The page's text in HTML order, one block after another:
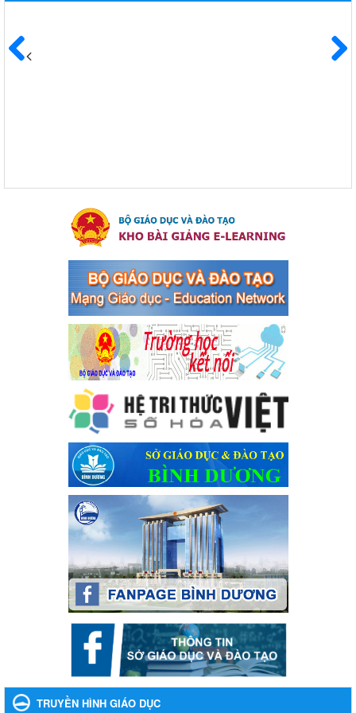
Kế hoạch Triển khai công tác tuyên truyền, đảm bảo trật tự,
an toàn giao thông năm 2024 tại các cơ sở giáo dục trên địa
của Thủ tướng Chính phủ về tăng cường phòng ngừa, đấu
tranh tội phạm, vi phạm pháp luật liên quan đến hoạt động
tổ chức đánh bạc và đánh bạc
Kế hoạch thực hiện Chỉ thị số 16/CT-TTg ngày 27/05/2023 của
phạm, vi phạm pháp luật liên quan đến hoạt động tổ chức đánh
bạc và đánh bạc
Ngày ban hành: 04/03/2024
Kế hoạch Tổ chức Hội trại truyền thống học sinh thị xã Bến
Cát Lần thứ VIII, năm học 2023-2024
Kế hoạch Tổ chức Hội trại truyền thống học sinh thị xã Bến Cát
Lần thứ VIII, năm học 2023-2024
Ngày ban hành: 28/12/2023
Phối hợp rà soát nhu cầu tiêm vắc xin phòng Covid 19
Phối hợp rà soát nhu cầu tiêm vắc xin phòng Covid 19
Ngày ban hành: 22/11/2023
Phát động, triển khai Cuộc thi " An toàn giao thông cho nụ
cười ngày mai" dành cho học sinh và giáo viên trung học
năm học 2023-2024
Phát động, triển khai Cuộc thi " An toàn giao thông cho nụ cười
ngày mai" dành cho học sinh và giáo viên trung học năm học
Ngày ban hành: 22/11/2023
Nhắc nhỡ thực hiện thanh toán không dùng tiền mặt các
khoản thu trong nhà trường năm học 2023-2024 và các năm
Nhắc nhỡ thực hiện thanh toán không dùng tiền mặt các khoản
thu trong nhà trường năm học 2023-2024 và các năm tiếp theo
Ngày ban hành: 27/09/2023
TRUYỀN HÌNH GIÁO DỤC